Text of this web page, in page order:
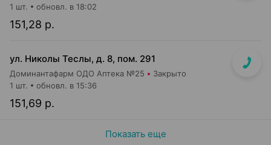
151,28 р.
1 шт. обновл. в 18:02
ул. Николы Теслы, д. 8, пом. 291
Доминантафарм ОДО Аптека №25 Закрыто
151,69 р.
1 шт. обновл. в 15:36
Показать еще